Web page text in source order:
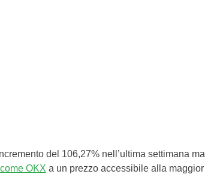
del 106,27% nell’ultima settimana ma
OKX a un prezzo accessibile alla maggior